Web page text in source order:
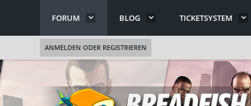
FORUM BLOG TICKETSYSTEM
ANMELDEN ODER REGISTRIEREN